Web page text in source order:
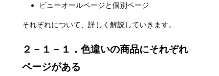
ビューオールページと個別ページ
それぞれについて、詳しく解説していきます。
２－１－１．色違いの商品にそれぞれ
ページがある